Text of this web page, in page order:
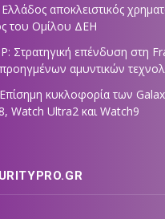
αποκλειστικός
του Ομίλου ΔΕΗ
Στρατηγική επένδυση στη
αμυντικών
κυκλοφορία των
Watch Ultra2 και Watch9